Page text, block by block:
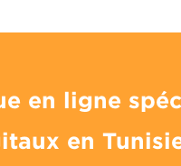
en ligne
en